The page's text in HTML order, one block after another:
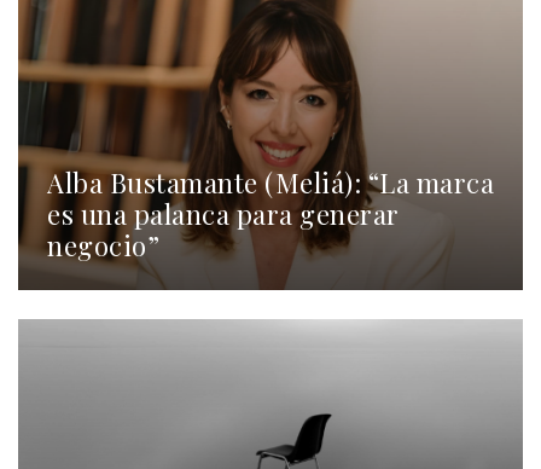
Alba Bustamante (Meliá): “La marca
es una palanca para generar
negocio”